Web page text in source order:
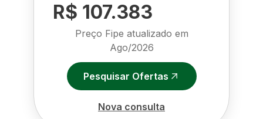
R$ 107.383
Preço Fipe atualizado em
Ago/2026
Pesquisar Ofertas
Nova consulta